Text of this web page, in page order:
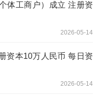
体工商户）成立 注册资
2026-05-14
资本10万人民币 每日资
2026-05-14